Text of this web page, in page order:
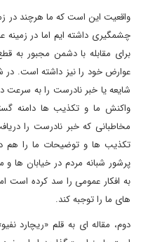
واقعیت این است که ما هرچند
چشمگیری داشته ایم اما در زمینه
برای مقابله با دشمن مجبور به
عوارض خود را نیز داشته است. در
شایعه یا خبر نادرست را به
واکنش ما و تکذیب ها دامنه
مخاطبانی که خبر نادرست را
تکذیب ها و توضیحات ما را هم
پرشور شبانه مردم در خیابان ها
به افکار عمومی را سد کرده است
های ما را توجبه کند.
دوم، مقاله ای به قلم «ریچارد